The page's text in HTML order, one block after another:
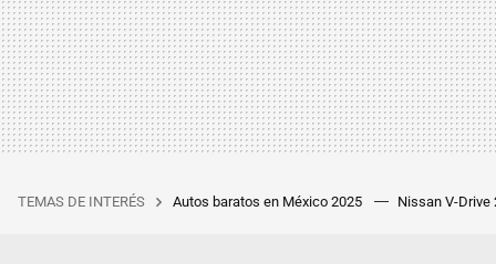
TEMAS DE INTERÉS Autos baratos en México 2025 Nissan V-Drive